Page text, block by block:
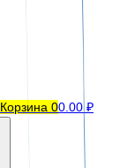
Корзина 00.00 ₽